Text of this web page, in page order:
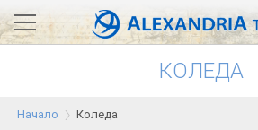
АЛЕКСАНДРИЯ хотели
КОЛЕДА
Начало Коледа